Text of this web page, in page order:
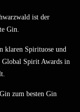
ist der
Gin.
klaren Spirituose und
Global Spirit Awards in
zum besten Gin